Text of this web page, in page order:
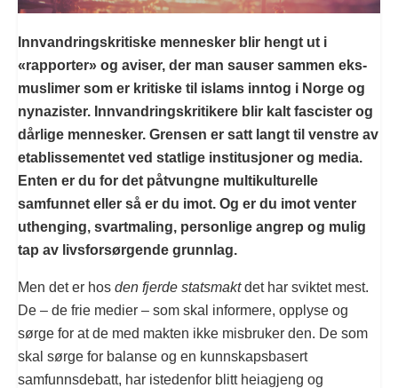
Innvandringskritiske mennesker blir hengt ut i
«rapporter» og aviser, der man sauser sammen eks-
muslimer som er kritiske til islams inntog i Norge og
nynazister. Innvandringskritikere blir kalt fascister og
dårlige mennesker. Grensen er satt langt til venstre av
etablissementet ved statlige institusjoner og media.
Enten er du for det påtvungne multikulturelle
samfunnet eller så er du imot. Og er du imot venter
uthenging, svartmaling, personlige angrep og mulig
tap av livsforsørgende grunnlag.
Men det er hos den fjerde statsmaktdet har sviktet mest.
De – de frie medier – som skal informere, opplyse og
sørge for at de med makten ikke misbruker den. De som
skal sørge for balanse og en kunnskapsbasert
samfunnsdebatt, har istedenfor blitt heiagjeng og